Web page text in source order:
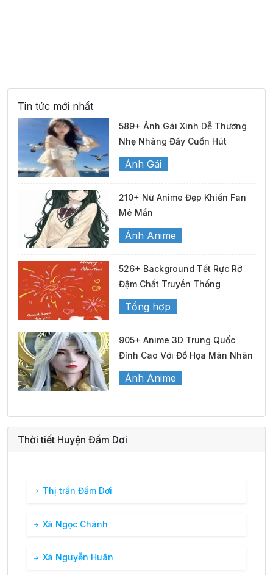
Tin tức mới nhất
589+ Ảnh Gái Xinh Dễ Thương
Nhẹ Nhàng Đầy Cuốn Hút
Ảnh Gái
210+ Nữ Anime Đẹp Khiến Fan
Mê Mẩn
Ảnh Anime
526+ Background Tết Rực Rỡ
Đậm Chất Truyền Thống
Tổng hợp
905+ Anime 3D Trung Quốc
Đỉnh Cao Với Đồ Họa Mãn Nhãn
Ảnh Anime
Thời tiết Huyện Đầm Dơi
Thị trấn Đầm Dơi
Xã Ngọc Chánh
Xã Nguyễn Huân